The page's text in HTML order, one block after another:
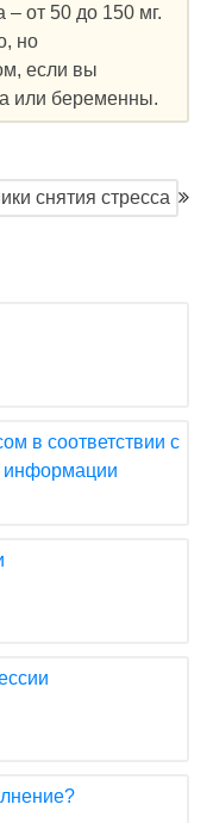
– от 50 до 150 мг.
но
если вы
или беременны.
снятия стресса
в соответствии с
информации